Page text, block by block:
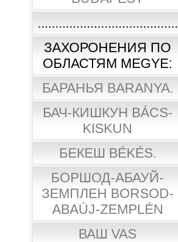
........................................
ЗАХОРОНЕНИЯ ПО
ОБЛАСТЯМ MEGYE:
БАРАНЬЯ BARANYA.
БАЧ-КИШКУН BÁCS-
KISKUN
БЕКЕШ BÉKÉS.
БОРШОД-АБАУЙ-
ЗЕМПЛЕН BORSOD-
ABAÚJ-ZEMPLÉN
ВАШ VAS